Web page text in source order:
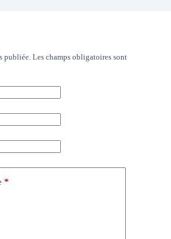
publiée. Les champs obligatoires sont
*